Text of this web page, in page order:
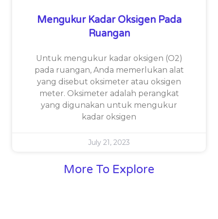
Mengukur Kadar Oksigen Pada
Ruangan
Untuk mengukur kadar oksigen (O2)
pada ruangan, Anda memerlukan alat
yang disebut oksimeter atau oksigen
meter. Oksimeter adalah perangkat
yang digunakan untuk mengukur
kadar oksigen
July 21, 2023
More To Explore